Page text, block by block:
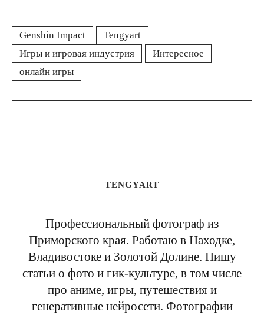
Genshin Impact
Tengyart
Игры и игровая индустрия
Интересное
онлайн игры
TENGYART
Профессиональный фотограф из
Приморского края. Работаю в Находке,
Владивостоке и Золотой Долине. Пишу
статьи о фото и гик-культуре, в том числе
про аниме, игры, путешествия и
генеративные нейросети. Фотографии